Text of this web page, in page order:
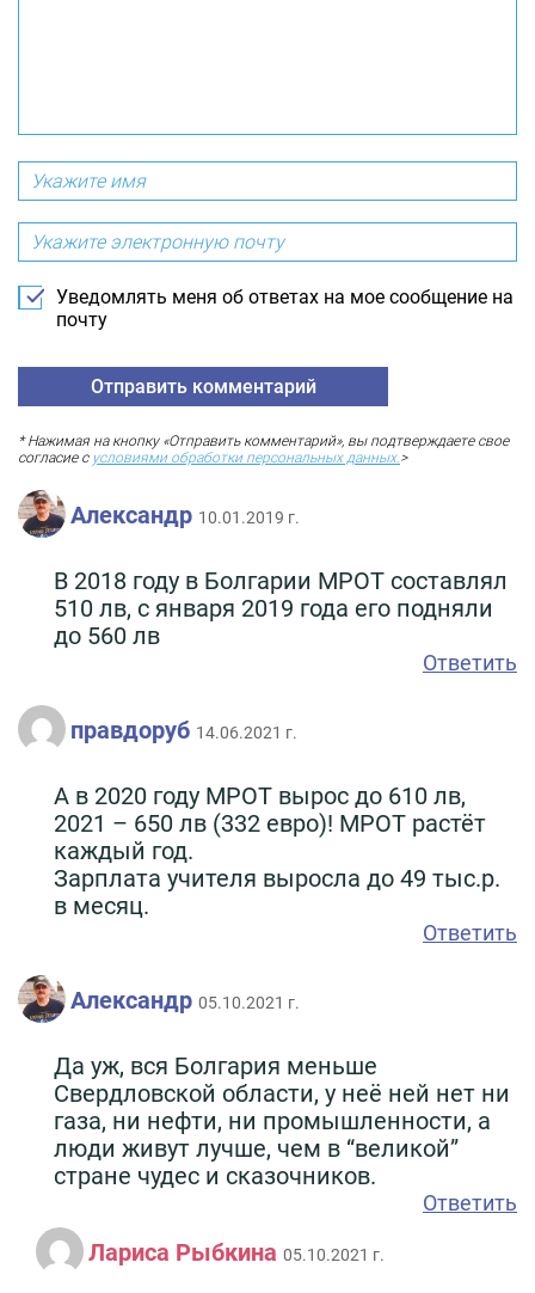
Уведомлять меня об ответах на мое сообщение на
почту
* Нажимая на кнопку «Отправить комментарий», вы подтверждаете свое
согласие с условиями обработки персональных данных.>
Александр 10.01.2019 г.
В 2018 году в Болгарии МРОТ составлял
510 лв, с января 2019 года его подняли
до 560 лв
Ответить
правдоруб 14.06.2021 г.
А в 2020 году МРОТ вырос до 610 лв,
2021 – 650 лв (332 евро)! МРОТ растёт
каждый год.
Зарплата учителя выросла до 49 тыс.р.
в месяц.
Ответить
Александр 05.10.2021 г.
Да уж, вся Болгария меньше
Свердловской области, у неё ней нет ни
газа, ни нефти, ни промышленности, а
люди живут лучше, чем в “великой”
стране чудес и сказочников.
Ответить
Лариса Рыбкина 05.10.2021 г.